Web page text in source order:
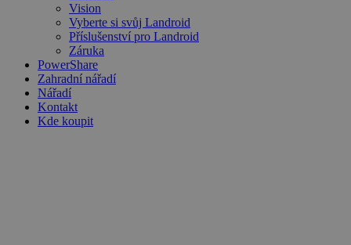
Vision
Vyberte si svůj Landroid
Příslušenství pro Landroid
Záruka
PowerShare
Zahradní nářadí
Nářadí
Kontakt
Kde koupit